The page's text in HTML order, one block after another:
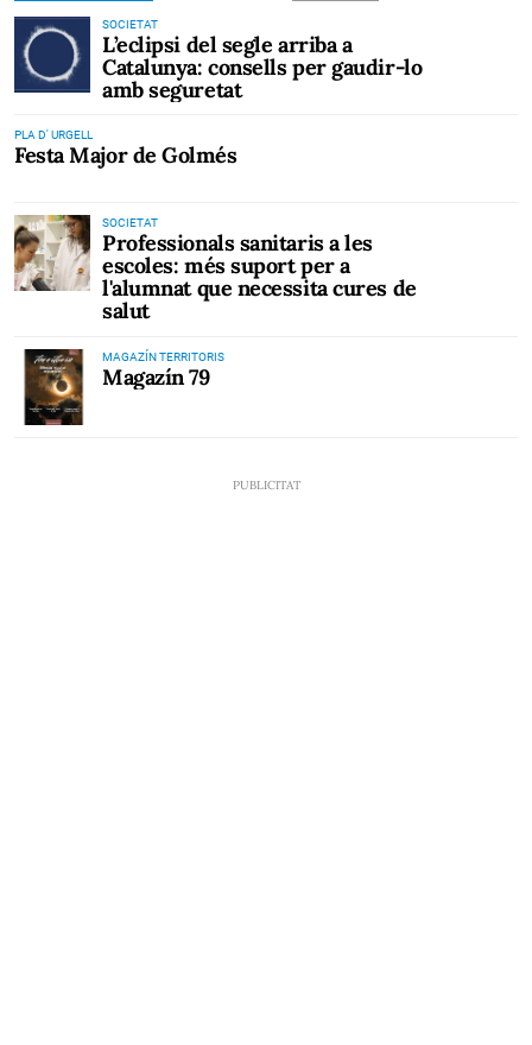
SOCIETAT
L’eclipsi del segle arriba a
Catalunya: consells per gaudir-lo
amb seguretat
PLA D' URGELL
Festa Major de Golmés
SOCIETAT
Professionals sanitaris a les
escoles: més suport per a
l'alumnat que necessita cures de
salut
MAGAZÍN TERRITORIS
Magazín 79